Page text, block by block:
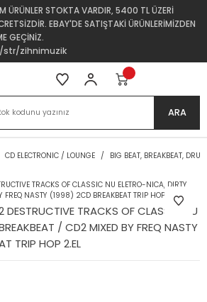
ÜRÜNLER STOKTA VARDIR, 5400 TL ÜZERİ
EBAY'DE SATIŞTAKİ ÜRÜNLERİMİZDEN
GEÇİNİZ.
zihnimuzik
ARA
CD ELECTRONIC / LOUNGE BIG BEAT, BREAKBEAT,
DESTRUCTIVE TRACKS OF CLASSIC NU
/ CD2 MIXED BY FREQ NASTY
TRIP HOP 2.EL